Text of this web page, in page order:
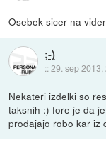
Osebek sicer na
;-)
::29. sep 2013,
Nekateri izdelki so
taksnih :) fore je da
prodajajo robo kar iz